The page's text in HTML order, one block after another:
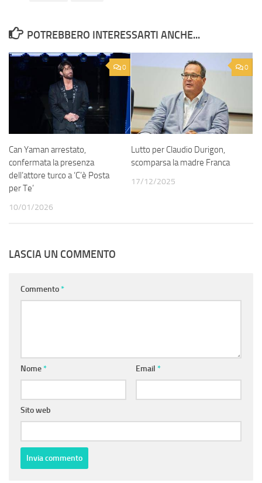
POTREBBERO INTERESSARTI ANCHE...
0
Can Yaman arrestato,
confermata la presenza
dell’attore turco a ‘C’è Posta
per Te’
10/01/2026
0
Lutto per Claudio Durigon,
scomparsa la madre Franca
17/12/2025
LASCIA UN COMMENTO
Commento*
Nome* Email *
Sito web